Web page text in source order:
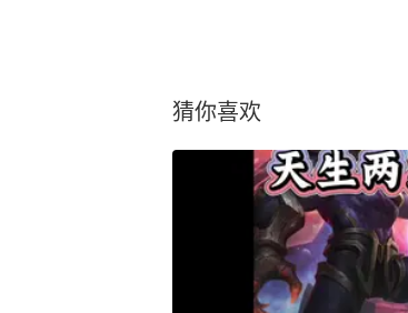
猜你喜欢